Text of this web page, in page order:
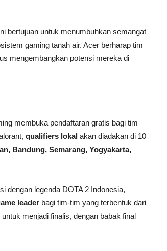
bertujuan untuk menumbuhkan semangat
gaming tanah air. Acer berharap tim
mengembangkan potensi mereka di
membuka pendaftaran gratis bagi tim
qualifiers lokal akan diadakan di 10
Bandung, Semarang, Yogyakarta,
dengan legenda DOTA 2 Indonesia,
leader bagi tim-tim yang terbentuk dari
menjadi finalis, dengan babak final